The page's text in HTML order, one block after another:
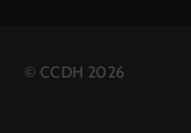
© CCDH 2026